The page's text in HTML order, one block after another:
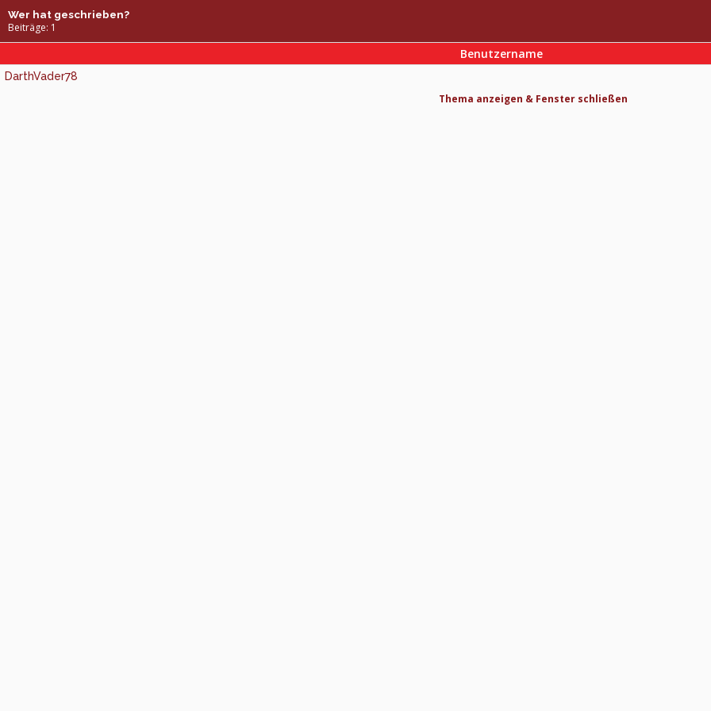
Wer hat geschrieben?
Beiträge: 1
Benutzername
DarthVader78
Thema anzeigen & Fenster schließen